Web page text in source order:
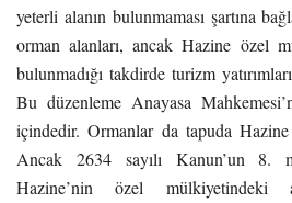
yeterli alanın bulunmaması şartına
orman alanları, ancak Hazine özel
bulunmadığı takdirde turizm
Bu düzenleme Anayasa
içindedir. Ormanlar da tapuda
Ancak 2634 sayılı Kanun’un 8.
Hazine’nin özel mülkiyetindeki